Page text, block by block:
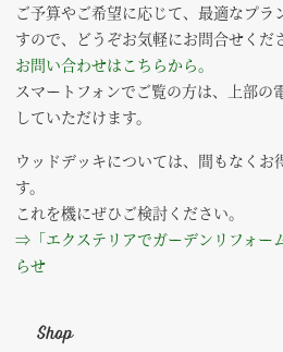
ご予算やご希望に応じて、最適なプラ
すので、どうぞお気軽にお問合せくだ
お問い合わせはこちらから。
スマートフォンでご覧の方は、上部の
していただけます。
ウッドデッキについては、間もなくお
す。
これを機にぜひご検討ください。
⇒「エクステリアでガーデンリフォー
らせ
Shop